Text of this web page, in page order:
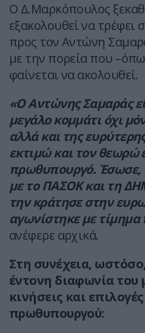
Ο Δ.Μαρκόπουλος
εξακολουθεί να τρέφει
προς τον Αντώνη
με την πορεία που
φαίνεται να ακολουθεί.
«Ο Αντώνης Σαμαράς
μεγάλο κομμάτι όχι
αλλά και της
εκτιμώ και τον θεωρώ
πρωθυπουργό. Έσωσε,
με το ΠΑΣΟΚ και τη
την κράτησε στην
αγωνίστηκε με
ανέφερε αρχικά.
Στη συνέχεια,
έντονη διαφωνία του
κινήσεις και
πρωθυπουργού: